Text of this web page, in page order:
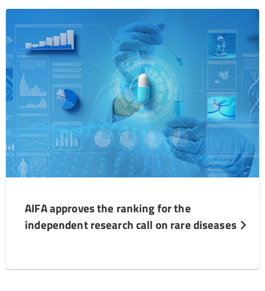
AIFA approves the ranking for the
independent research call on rare diseases